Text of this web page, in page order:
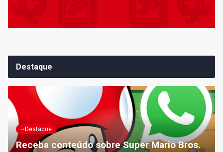
Destaque
~Destaque
Receba conteúdo sobre Super Mario Bros.